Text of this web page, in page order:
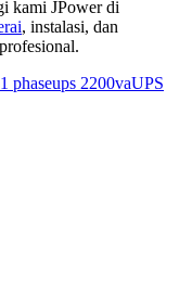
kami JPower di
, instalasi, dan
phaseups 2200vaUPS